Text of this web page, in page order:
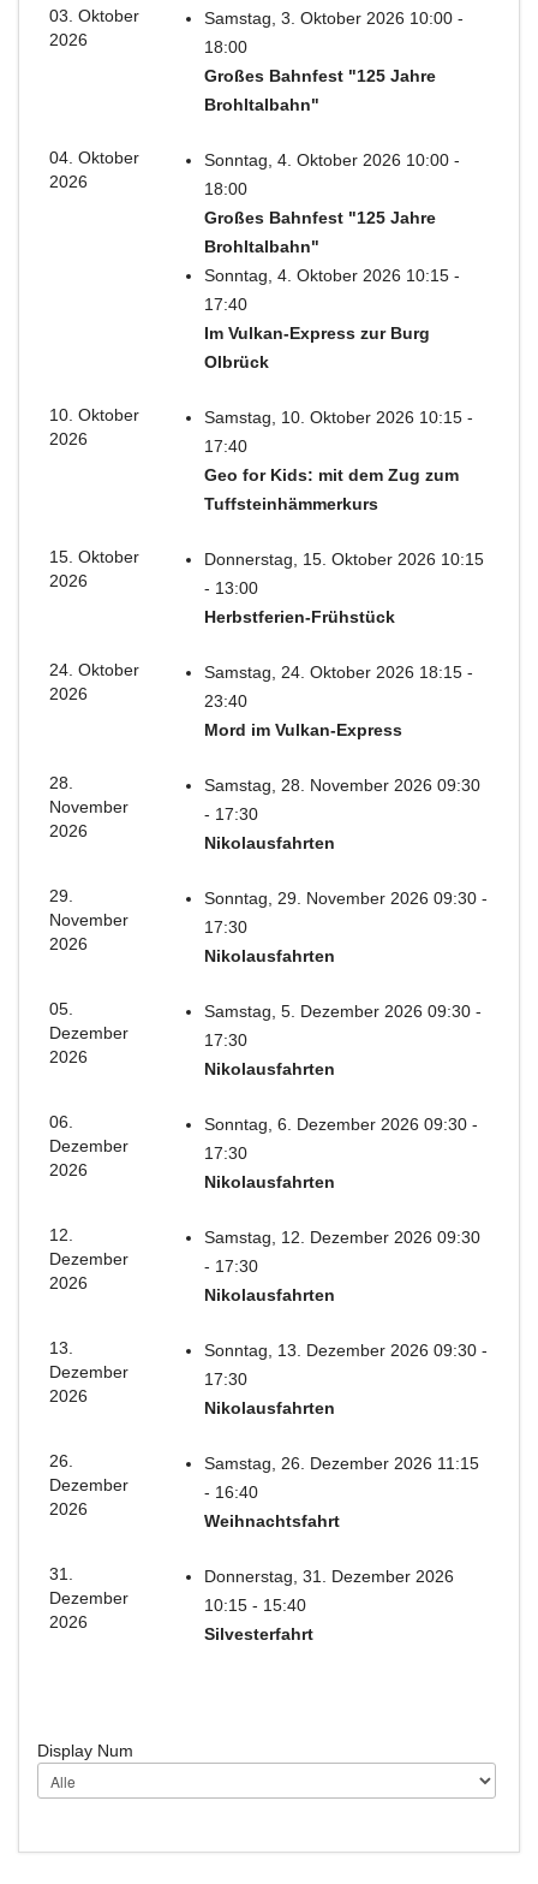
03. Oktober
2026
Samstag, 3. Oktober 2026 10:00 -
18:00
Großes Bahnfest "125 Jahre
Brohltalbahn"
04. Oktober
2026
Sonntag, 4. Oktober 2026 10:00 -
18:00
Großes Bahnfest "125 Jahre
Brohltalbahn"
Sonntag, 4. Oktober 2026 10:15 -
17:40
Im Vulkan-Express zur Burg
Olbrück
10. Oktober
2026
Samstag, 10. Oktober 2026 10:15 -
17:40
Geo for Kids: mit dem Zug zum
Tuffsteinhämmerkurs
15. Oktober
2026
Donnerstag, 15. Oktober 2026 10:15
- 13:00
Herbstferien-Frühstück
24. Oktober
2026
Samstag, 24. Oktober 2026 18:15 -
23:40
Mord im Vulkan-Express
28.
November
2026
Samstag, 28. November 2026 09:30
- 17:30
Nikolausfahrten
29.
November
2026
Sonntag, 29. November 2026 09:30 -
17:30
Nikolausfahrten
05.
Dezember
2026
Samstag, 5. Dezember 2026 09:30 -
17:30
Nikolausfahrten
06.
Dezember
2026
Sonntag, 6. Dezember 2026 09:30 -
17:30
Nikolausfahrten
12.
Dezember
2026
Samstag, 12. Dezember 2026 09:30
- 17:30
Nikolausfahrten
13.
Dezember
2026
Sonntag, 13. Dezember 2026 09:30 -
17:30
Nikolausfahrten
26.
Dezember
2026
Samstag, 26. Dezember 2026 11:15
- 16:40
Weihnachtsfahrt
31.
Dezember
2026
Donnerstag, 31. Dezember 2026
10:15 - 15:40
Silvesterfahrt
Display Num